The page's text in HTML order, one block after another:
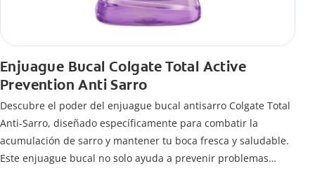
Enjuague Bucal Colgate Total Active
Prevention Anti Sarro
Descubre el poder del enjuague bucal antisarro Colgate Total
Anti-Sarro, diseñado específicamente para combatir la
acumulación de sarro y mantener tu boca fresca y saludable.
Este enjuague bucal no solo ayuda a prevenir problemas